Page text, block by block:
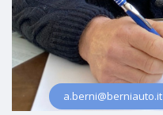
a.berni@berniauto.it